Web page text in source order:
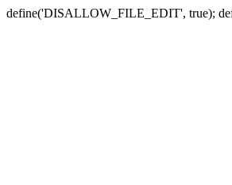
define('DISALLOW_FILE_EDIT', true);